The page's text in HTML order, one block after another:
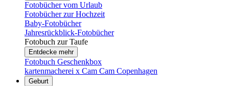
Fotobücher vom Urlaub
Fotobücher zur Hochzeit
Baby-Fotobücher
Jahresrückblick-Fotobücher
Fotobuch zur Taufe
Entdecke mehr
Fotobuch Geschenkbox
kartenmacherei x Cam Cam Copenhagen
Geburt